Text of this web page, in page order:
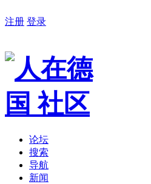
注册 登录
论坛
搜索
导航
新闻